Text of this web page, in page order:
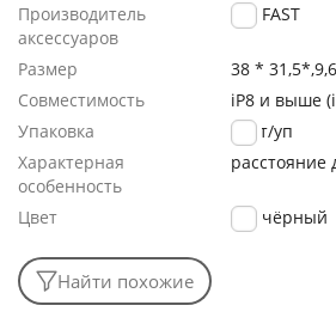
Производитель
аксессуаров
ACEFAST
Размер
38 *
Совместимость
iP8 и выше
Упаковка
4 шт/уп
Характерная
особенность
расстояние
Цвет чёрный
Найти похожие